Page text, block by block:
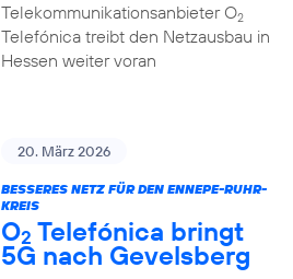
Telekommunikationsanbieter O2
Telefónica treibt den Netzausbau in
Hessen weiter voran
20. März 2026
BESSERES NETZ FÜR DEN ENNEPE-RUHR-
KREIS
O2 Telefónica bringt
5G nach Gevelsberg